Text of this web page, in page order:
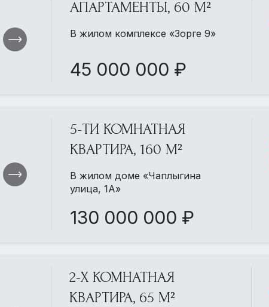
АПАРТАМЕНТЫ, 60 М²
В жилом комплексе «Зорге 9»
45 000 000 ₽
5-ТИ КОМНАТНАЯ
КВАРТИРА, 160 М²
В жилом доме «Чаплыгина
улица, 1А»
130 000 000 ₽
2-Х КОМНАТНАЯ
КВАРТИРА, 65 М²